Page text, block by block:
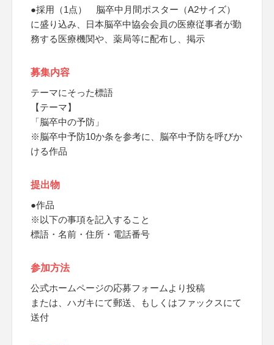
●採用（1点） 脳卒中月間ポスター（A2サイズ）
に盛り込み、日本脳卒中協会会員の医療従事者が勤
務する医療機関や、薬局等に配布し、掲示
募集内容
テーマにそった標語
【テーマ】
「脳卒中の予防」
※脳卒中予防10か条を参考に、脳卒中予防を呼びか
ける作品
提出物
●作品
※以下の事項を記入すること
標語・名前・住所・電話番号
参加方法
公式ホームページの応募フォームより投稿
または、ハガキにて郵送、もしくはファックスにて
送付